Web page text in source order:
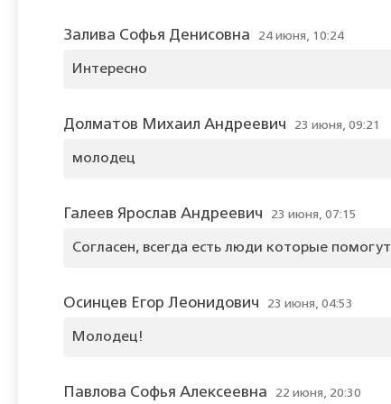
Залива Софья Денисовна 24 июня, 10:24
Интересно
Долматов Михаил Андреевич 23 июня, 09:21
молодец
Галеев Ярослав Андреевич 23 июня, 07:15
Согласен, всегда есть люди которые помогут
Осинцев Егор Леонидович 23 июня, 04:53
Молодец!
Павлова Софья Алексеевна 22 июня, 20:30